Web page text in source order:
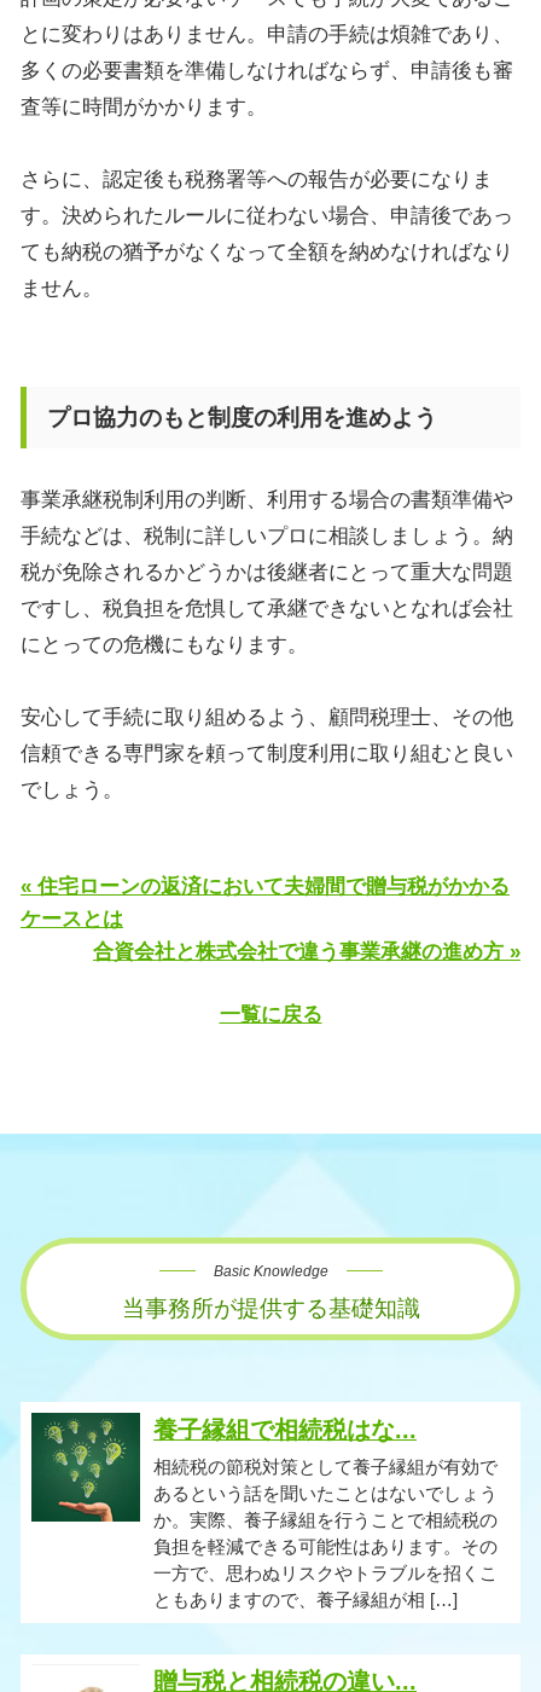
とに変わりはありません。申請の手続は煩雑であり、
多くの必要書類を準備しなければならず、申請後も審
査等に時間がかかります。
さらに、認定後も税務署等への報告が必要になりま
す。決められたルールに従わない場合、申請後であっ
ても納税の猶予がなくなって全額を納めなければなり
ません。
プロ協力のもと制度の利用を進めよう
事業承継税制利用の判断、利用する場合の書類準備や
手続などは、税制に詳しいプロに相談しましょう。納
税が免除されるかどうかは後継者にとって重大な問題
ですし、税負担を危惧して承継できないとなれば会社
にとっての危機にもなります。
安心して手続に取り組めるよう、顧問税理士、その他
信頼できる専門家を頼って制度利用に取り組むと良い
でしょう。
« 住宅ローンの返済において夫婦間で贈与税がかかる
ケースとは
合資会社と株式会社で違う事業承継の進め方 »
一覧に戻る
Basic Knowledge
当事務所が提供する基礎知識
養子縁組で相続税はな...
相続税の節税対策として養子縁組が有効で
あるという話を聞いたことはないでしょう
か。実際、養子縁組を行うことで相続税の
負担を軽減できる可能性はあります。その
一方で、思わぬリスクやトラブルを招くこ
ともありますので、養子縁組が相 […]
贈与税と相続税の違い...